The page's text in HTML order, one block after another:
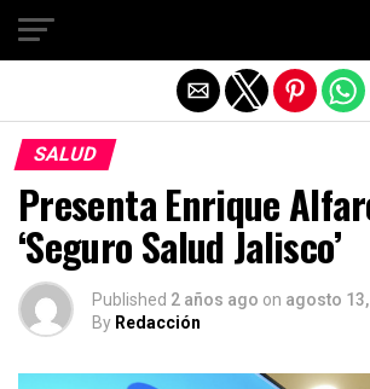
SALUD
Presenta Enrique
‘Seguro Salud Jalisco’
Published 2 años ago on agosto
By Redacción